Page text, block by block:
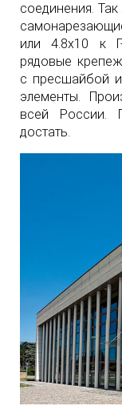
соединения.
или 4.8х10 к
рядовые
с пресшайбой
элементы.
всей России.
достать.